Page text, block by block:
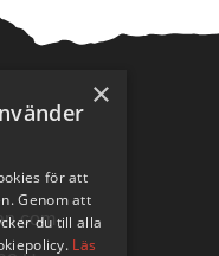
×
för att
Genom att
du till alla
Läs